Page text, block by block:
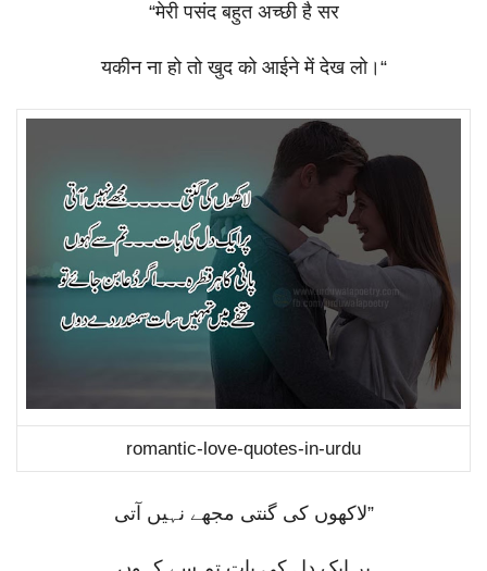
“मेरी पसंद बहुत अच्छी है सर
यकीन ना हो तो खुद को आईने में देख लो। “
romantic-love-quotes-in-urdu
لاکھوں کی گنتی مجھے نہیں آتی”